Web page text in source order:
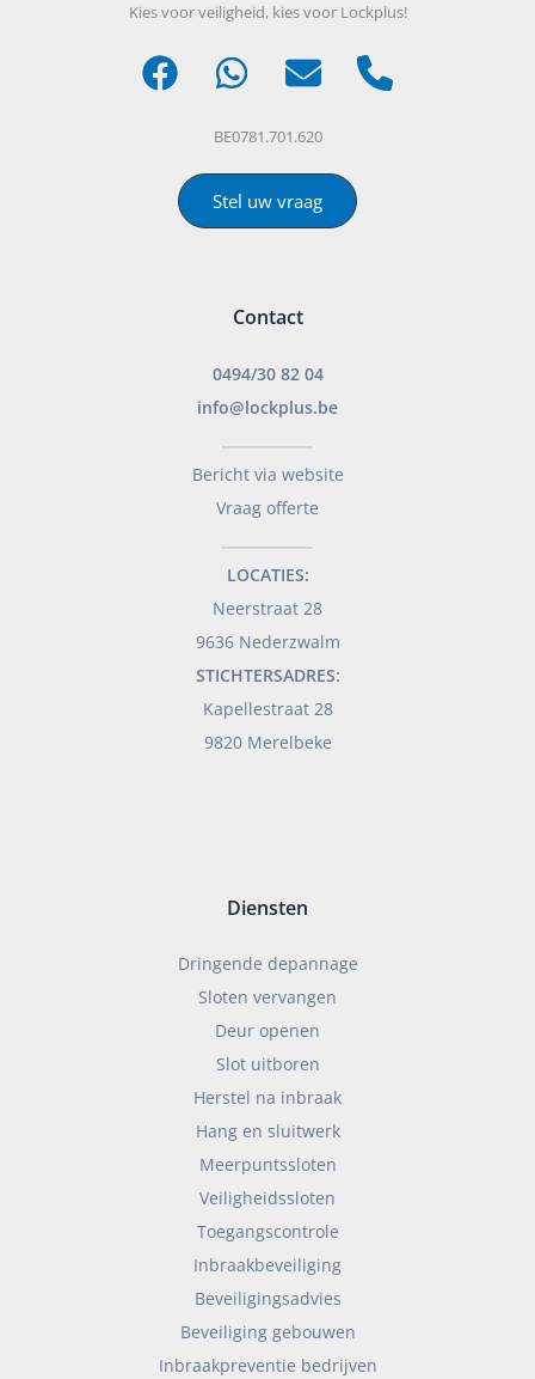
Kies voor veiligheid, kies voor Lockplus!
BE0781.701.620
Stel uw vraag
Contact
0494/30 82 04
info@lockplus.be
Bericht via website
Vraag offerte
LOCATIES:
Neerstraat 28
9636 Nederzwalm
STICHTERSADRES:
Kapellestraat 28
9820 Merelbeke
Diensten
Dringende depannage
Sloten vervangen
Deur openen
Slot uitboren
Herstel na inbraak
Hang en sluitwerk
Meerpuntssloten
Veiligheidssloten
Toegangscontrole
Inbraakbeveiliging
Beveiligingsadvies
Beveiliging gebouwen
Inbraakpreventie bedrijven